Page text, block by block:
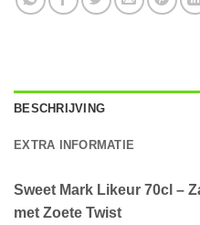
BESCHRIJVING
EXTRA INFORMATIE
Sweet Mark Likeur 70cl –
met Zoete Twist